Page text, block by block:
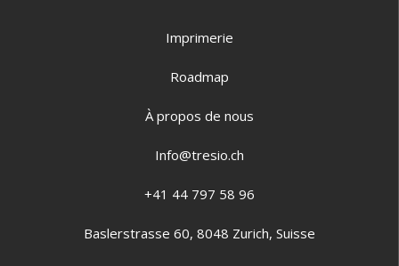
Imprimerie
Roadmap
À propos de nous
Info@tresio.ch
+41 44 797 58 96
Baslerstrasse 60, 8048 Zurich, Suisse